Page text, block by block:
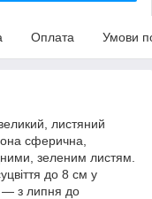
Оплата Умови
листяний
сферична,
зеленим листям.
до 8 см у
— з липня до